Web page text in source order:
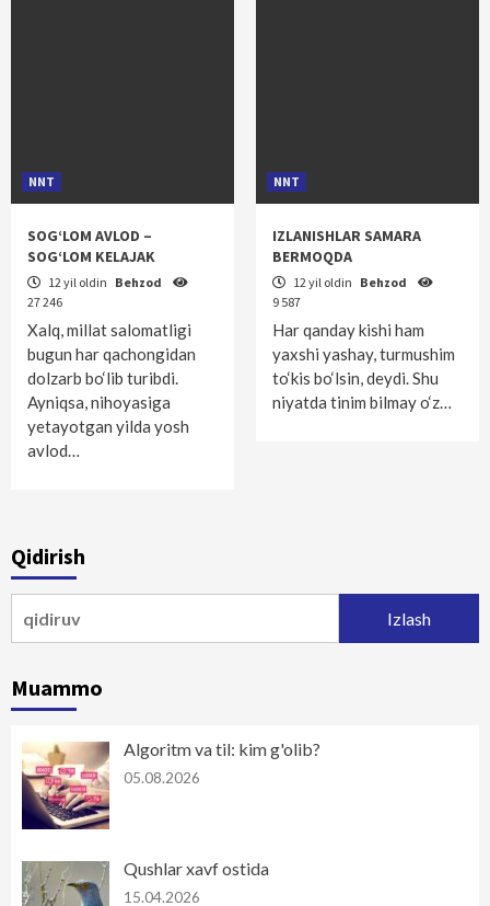
NNT
SOG‘LOM AVLOD –
SOG‘LOM KELAJAK
12 yil oldin Behzod
27 246
Xalq, millat salomatligi
bugun har qachongidan
dolzarb bo‘lib turibdi.
Ayniqsa, nihoyasiga
yetayotgan yilda yosh
avlod…
NNT
IZLANISHLAR SAMARA
BERMOQDA
12 yil oldin Behzod
9 587
Har qanday kishi ham
yaxshi yashay, turmushim
to‘kis bo‘lsin, deydi. Shu
niyatda tinim bilmay o‘z…
Qidirish
Muammo
Algoritm va til: kim g'olib?
05.08.2026
Qushlar xavf ostida
15.04.2026